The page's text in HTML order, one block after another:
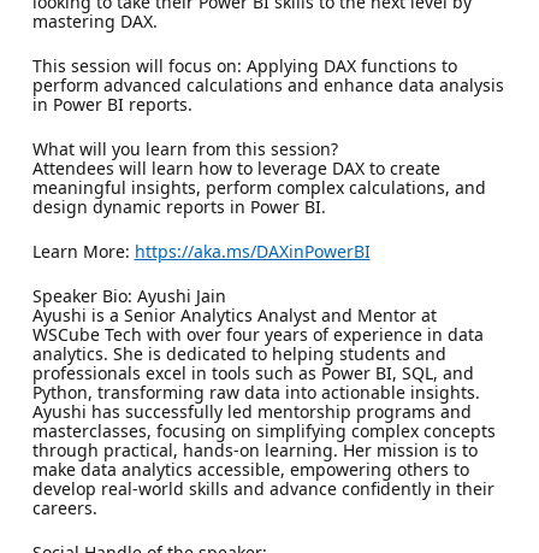
mastering DAX.
This session will focus on: Applying DAX functions to
perform advanced calculations and enhance data analysis
in Power BI reports.
What will you learn from this session?
Attendees will learn how to leverage DAX to create
meaningful insights, perform complex calculations, and
design dynamic reports in Power BI.
Learn More: https://aka.ms/DAXinPowerBI
Speaker Bio: Ayushi Jain
Ayushi is a Senior Analytics Analyst and Mentor at
WSCube Tech with over four years of experience in data
analytics. She is dedicated to helping students and
professionals excel in tools such as Power BI, SQL, and
Python, transforming raw data into actionable insights.
Ayushi has successfully led mentorship programs and
masterclasses, focusing on simplifying complex concepts
through practical, hands-on learning. Her mission is to
make data analytics accessible, empowering others to
develop real-world skills and advance confidently in their
careers.